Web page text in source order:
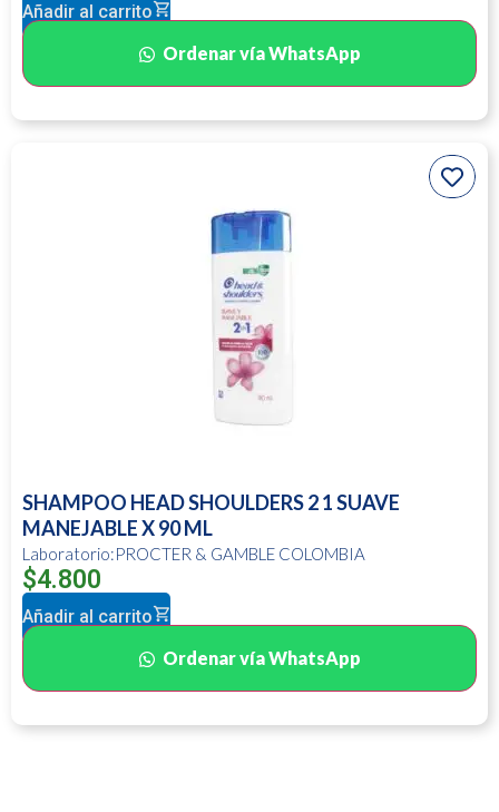
Añadir al carrito
Ordenar vía WhatsApp
SHAMPOO HEAD SHOULDERS 2 1 SUAVE
MANEJABLE X 90 ML
Laboratorio:PROCTER & GAMBLE COLOMBIA
$4.800
Añadir al carrito
Ordenar vía WhatsApp